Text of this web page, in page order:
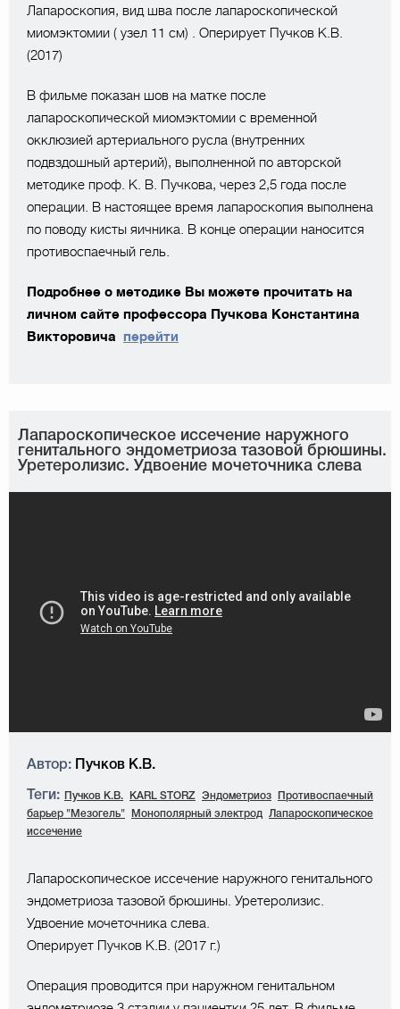
Лапароскопия, вид шва после лапароскопической
миомэктомии ( узел 11 см) . Оперирует Пучков К.В.
(2017)
В фильме показан шов на матке после
лапароскопической миомэктомии с временной
окклюзией артериального русла (внутренних
подвздошный артерий), выполненной по авторской
методике проф. К. В. Пучкова, через 2,5 года после
операции. В настоящее время лапароскопия выполнена
по поводу кисты яичника. В конце операции наносится
противоспаечный гель.
Подробнее о методике Вы можете прочитать на
личном сайте профессора Пучкова Константина
Викторовича перейти
Лапароскопическое иссечение наружного
генитального эндометриоза тазовой брюшины.
Уретеролизис. Удвоение мочеточника слева
Автор: Пучков К.В.
Теги: Пучков К.В. KARL STORZ Эндометриоз
Противоспаечный
барьер "Мезогель"
Монополярный электрод
Лапароскопическое
иссечение
Лапароскопическое иссечение наружного генитального
эндометриоза тазовой брюшины. Уретеролизис.
Удвоение мочеточника слева.
Оперирует Пучков К.В. (2017 г.)
Операция проводится при наружном генитальном